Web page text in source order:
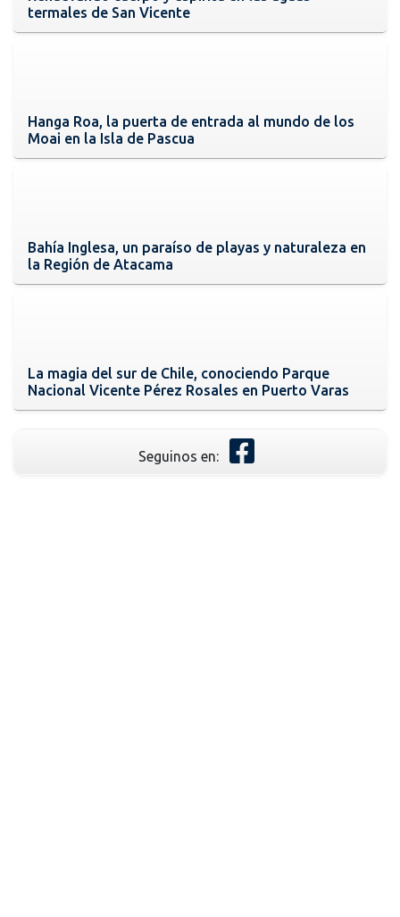
termales de San Vicente
Hanga Roa, la puerta de entrada al mundo de los
Moai en la Isla de Pascua
Bahía Inglesa, un paraíso de playas y naturaleza en
la Región de Atacama
La magia del sur de Chile, conociendo Parque
Nacional Vicente Pérez Rosales en Puerto Varas
Seguinos en: